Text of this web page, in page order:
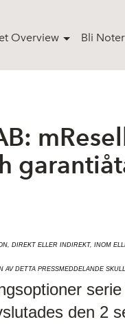
Overview Bli
DIREKT ELLER INDIREKT, INOM
DETTA PRESSMEDDELANDE
den